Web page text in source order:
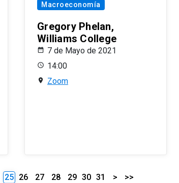
Macroeconomía
Gregory Phelan,
Williams College
7 de Mayo de 2021
14:00
Zoom
25 26 27 28 29 30 31 > >>